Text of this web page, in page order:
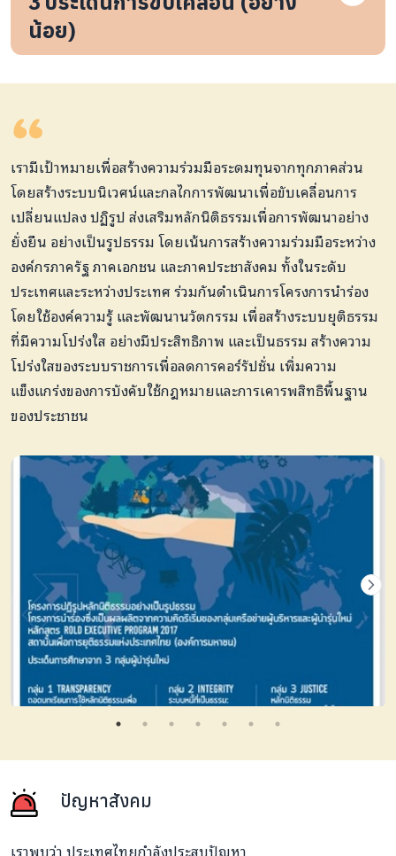
น้อย)
เรามีเป้าหมายเพื่อสร้างความร่วมมือระดมทุนจากทุกภาคส่วน
โดยสร้างระบบนิเวศน์และกลไกการพัฒนาเพื่อขับเคลื่อนการ
เปลี่ยนแปลง ปฏิรูป ส่งเสริมหลักนิติธรรมเพื่อการพัฒนาอย่าง
ยั่งยืน อย่างเป็นรูปธรรม โดยเน้นการสร้างความร่วมมือระหว่าง
องค์กรภาครัฐ ภาคเอกชน และภาคประชาสังคม ทั้งในระดับ
ประเทศและระหว่างประเทศ ร่วมกันดำเนินการโครงการนำร่อง
โดยใช้องค์ความรู้ และพัฒนานวัตกรรม เพื่อสร้างระบบยุติธรรม
ที่มีความโปร่งใส อย่างมีประสิทธิภาพ และเป็นธรรม สร้างความ
โปร่งใสของระบบราชการเพื่อลดการคอร์รัปชั่น เพิ่มความ
แข็งแกร่งของการบังคับใช้กฎหมายและการเคารพสิทธิพื้นฐาน
ของประชาชน
ปัญหาสังคม
เราพบว่า ประเทศไทยกำลังประสบปัญหา